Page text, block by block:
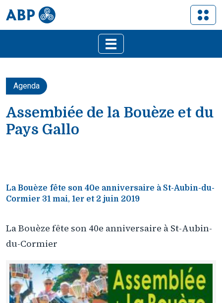
Agenda
Assembiée de la Bouèze et du
Pays Gallo
La Bouèze fête son 40e anniversaire à St-Aubin-du-
Cormier 31 mai, 1er et 2 juin 2019
La Bouèze fête son 40e anniversaire à St-Aubin-
du-Cormier